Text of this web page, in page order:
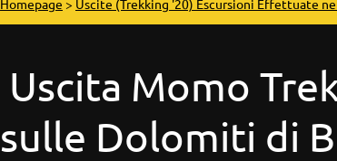
Homepage > Uscite (Trekking '20) Escursioni Effettuate
Uscita Momo
sulle Dolomiti di